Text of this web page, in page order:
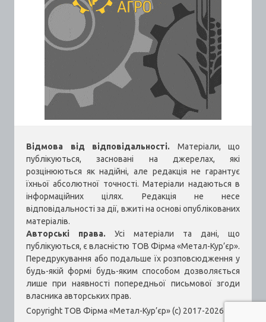
Відмова від відповідальності. Матеріали, що
публікуються, засновані на джерелах, які
розцінюються як надійні, але редакція не гарантує
їхньої абсолютної точності. Матеріали надаються в
інформаційних цілях. Редакція не несе
відповідальності за дії, вжиті на основі опублікованих
матеріалів.
Авторські права. Усі матеріали та дані, що
публікуються, є власністю ТОВ Фірма «Метал-Кур’єр».
Передрукування або подальше їх розповсюдження у
будь-якій формі будь-яким способом дозволяється
лише при наявності попередньої письмової згоди
власника авторських прав.
Copyright ТОВ Фірма «Метал-Кур’єр» (c) 2017-2026